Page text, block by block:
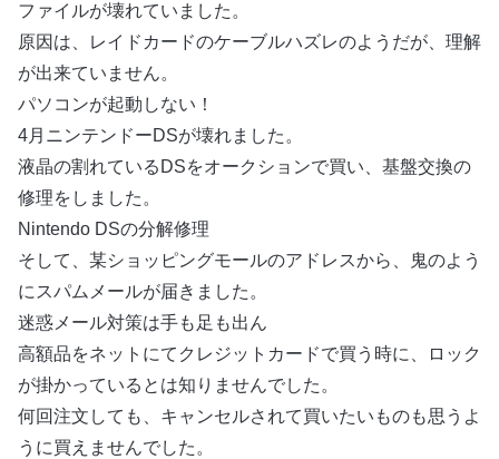
ファイルが壊れていました。
原因は、レイドカードのケーブルハズレのようだが、理解
が出来ていません。
パソコンが起動しない！
4月ニンテンドーDSが壊れました。
液晶の割れているDSをオークションで買い、基盤交換の
修理をしました。
Nintendo DSの分解修理
そして、某ショッピングモールのアドレスから、鬼のよう
にスパムメールが届きました。
迷惑メール対策は手も足も出ん
高額品をネットにてクレジットカードで買う時に、ロック
が掛かっているとは知りませんでした。
何回注文しても、キャンセルされて買いたいものも思うよ
うに買えませんでした。